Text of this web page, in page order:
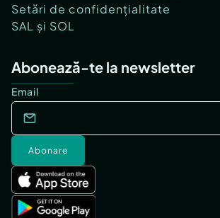
Setări de confidențialitate
SAL și SOL
Abonează-te la newsletter
Email
Abonare